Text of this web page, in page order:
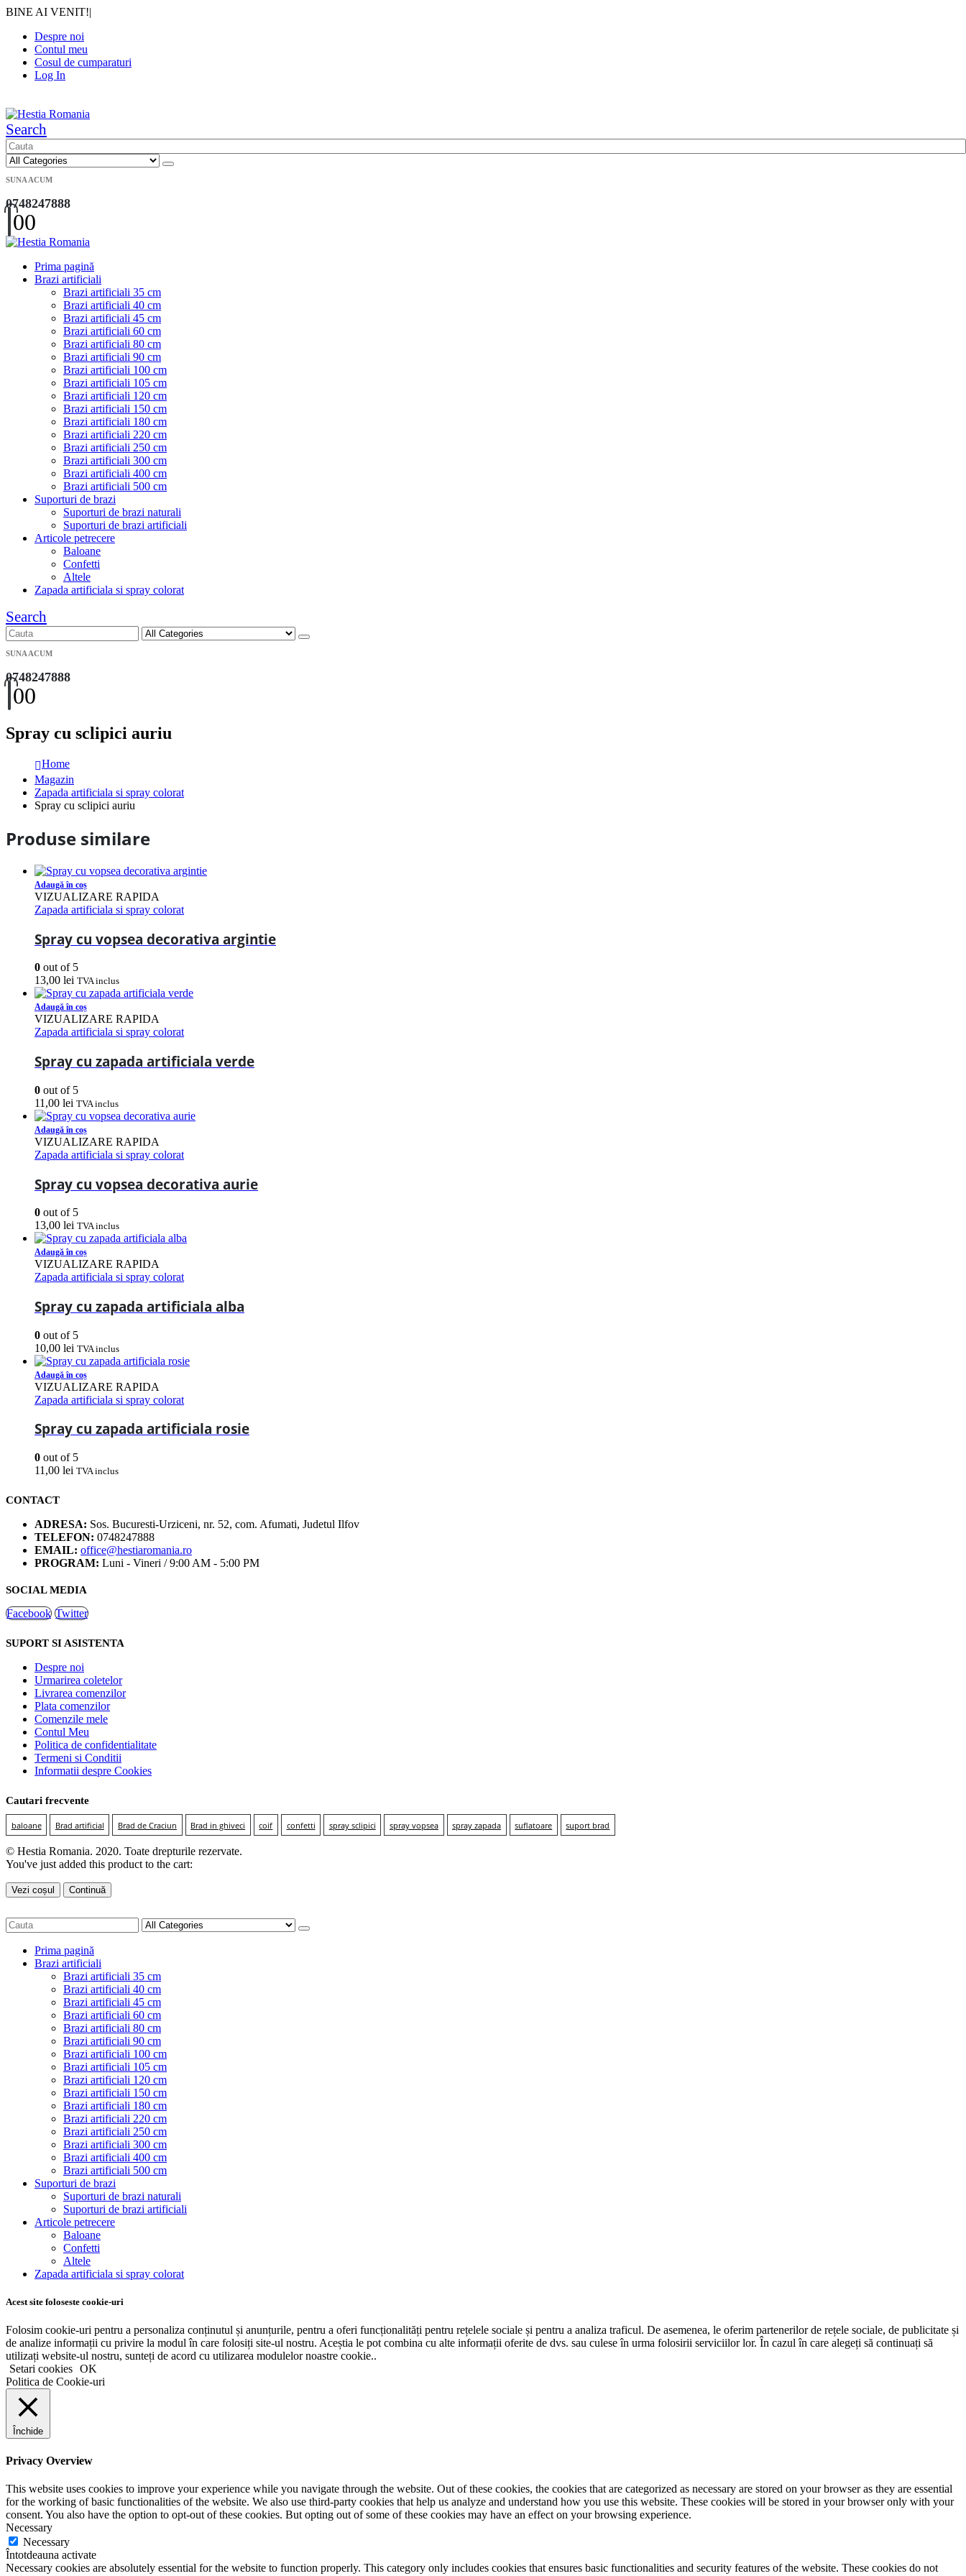
BINE AI VENIT!|
Despre noi
Contul meu
Cosul de cumparaturi
Log In
Search
SUNA ACUM
0748247888
00
Prima pagină
Brazi artificiali
Brazi artificiali 35 cm
Brazi artificiali 40 cm
Brazi artificiali 45 cm
Brazi artificiali 60 cm
Brazi artificiali 80 cm
Brazi artificiali 90 cm
Brazi artificiali 100 cm
Brazi artificiali 105 cm
Brazi artificiali 120 cm
Brazi artificiali 150 cm
Brazi artificiali 180 cm
Brazi artificiali 220 cm
Brazi artificiali 250 cm
Brazi artificiali 300 cm
Brazi artificiali 400 cm
Brazi artificiali 500 cm
Suporturi de brazi
Suporturi de brazi naturali
Suporturi de brazi artificiali
Articole petrecere
Baloane
Confetti
Altele
Zapada artificiala si spray colorat
Search
SUNA ACUM
0748247888
00
Spray cu sclipici auriu
Home
Magazin
Zapada artificiala si spray colorat
Spray cu sclipici auriu
Produse similare
Adaugă în coș
VIZUALIZARE RAPIDA
Zapada artificiala si spray colorat
Spray cu vopsea decorativa argintie
0 out of 5
13,00 lei TVA inclus
Adaugă în coș
VIZUALIZARE RAPIDA
Zapada artificiala si spray colorat
Spray cu zapada artificiala verde
0 out of 5
11,00 lei TVA inclus
Adaugă în coș
VIZUALIZARE RAPIDA
Zapada artificiala si spray colorat
Spray cu vopsea decorativa aurie
0 out of 5
13,00 lei TVA inclus
Adaugă în coș
VIZUALIZARE RAPIDA
Zapada artificiala si spray colorat
Spray cu zapada artificiala alba
0 out of 5
10,00 lei TVA inclus
Adaugă în coș
VIZUALIZARE RAPIDA
Zapada artificiala si spray colorat
Spray cu zapada artificiala rosie
0 out of 5
11,00 lei TVA inclus
CONTACT
ADRESA: Sos. Bucuresti-Urziceni, nr. 52, com. Afumati, Judetul Ilfov
TELEFON: 0748247888
EMAIL: office@hestiaromania.ro
PROGRAM: Luni - Vineri / 9:00 AM - 5:00 PM
SOCIAL MEDIA
Facebook Twitter
SUPORT SI ASISTENTA
Despre noi
Urmarirea coletelor
Livrarea comenzilor
Plata comenzilor
Comenzile mele
Contul Meu
Politica de confidentialitate
Termeni si Conditii
Informatii despre Cookies
Cautari frecvente
baloane Brad artificial Brad de Craciun Brad in ghiveci coif confetti spray sclipici spray vopsea spray zapada suflatoare suport brad
© Hestia Romania. 2020. Toate drepturile rezervate.
You've just added this product to the cart:
Vezi coșul Continuă
Prima pagină
Brazi artificiali
Brazi artificiali 35 cm
Brazi artificiali 40 cm
Brazi artificiali 45 cm
Brazi artificiali 60 cm
Brazi artificiali 80 cm
Brazi artificiali 90 cm
Brazi artificiali 100 cm
Brazi artificiali 105 cm
Brazi artificiali 120 cm
Brazi artificiali 150 cm
Brazi artificiali 180 cm
Brazi artificiali 220 cm
Brazi artificiali 250 cm
Brazi artificiali 300 cm
Brazi artificiali 400 cm
Brazi artificiali 500 cm
Suporturi de brazi
Suporturi de brazi naturali
Suporturi de brazi artificiali
Articole petrecere
Baloane
Confetti
Altele
Zapada artificiala si spray colorat
Acest site foloseste cookie-uri
Folosim cookie-uri pentru a personaliza conținutul și anunțurile, pentru a oferi funcționalități pentru rețelele sociale și pentru a analiza traficul. De asemenea, le oferim partenerilor de rețele sociale, de publicitate și
de analize informații cu privire la modul în care folosiți site-ul nostru. Aceștia le pot combina cu alte informații oferite de dvs. sau culese în urma folosirii serviciilor lor. În cazul în care alegeți să continuați să
utilizați website-ul nostru, sunteți de acord cu utilizarea modulelor noastre cookie..
Setari cookies OK
Politica de Cookie-uri
Închide
Privacy Overview
This website uses cookies to improve your experience while you navigate through the website. Out of these cookies, the cookies that are categorized as necessary are stored on your browser as they are essential
for the working of basic functionalities of the website. We also use third-party cookies that help us analyze and understand how you use this website. These cookies will be stored in your browser only with your
consent. You also have the option to opt-out of these cookies. But opting out of some of these cookies may have an effect on your browsing experience.
Necessary
Necessary
Întotdeauna activate
Necessary cookies are absolutely essential for the website to function properly. This category only includes cookies that ensures basic functionalities and security features of the website. These cookies do not